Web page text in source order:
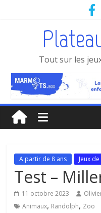
Tout sur les
A partir de 8 ans Jeux
Test –
11 octobre 2023
Animaux, Randolph, Zoo